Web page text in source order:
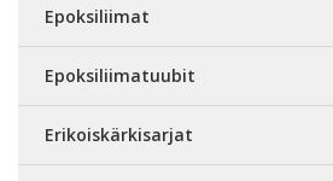
Epoksiliimat
Epoksiliimatuubit
Erikoiskärkisarjat